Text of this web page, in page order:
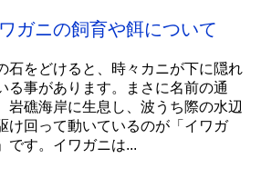
ガニの飼育や餌について
石をどけると、時々カニが下に隠れ
る事があります。まさに名前の通
岩礁海岸に生息し、波うち際の水辺
け回って動いているのが「イワガ
です。イワガニは...